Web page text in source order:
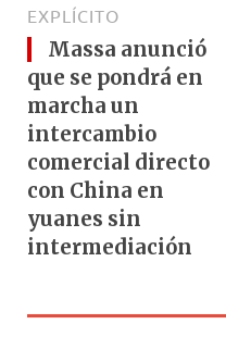
EXPLÍCITO
Massa anunció
que se pondrá en
marcha un
intercambio
comercial directo
con China en
yuanes sin
intermediación